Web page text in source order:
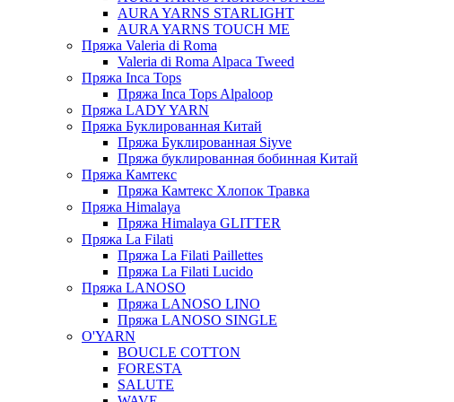
AURA YARNS STARLIGHT
AURA YARNS TOUCH ME
Пряжа Valeria di Roma
Valeria di Roma Alpaca Tweed
Пряжа Inca Tops
Пряжа Inca Tops Alpaloop
Пряжа LADY YARN
Пряжа Буклированная Китай
Пряжа Буклированная Siyve
Пряжа буклированная бобинная Китай
Пряжа Камтекс
Пряжа Камтекс Хлопок Травка
Пряжа Himalaya
Пряжа Himalaya GLITTER
Пряжа La Filati
Пряжа La Filati Paillettes
Пряжа La Filati Lucido
Пряжа LANOSO
Пряжа LANOSO LINO
Пряжа LANOSO SINGLE
O'YARN
BOUCLE COTTON
FORESTA
SALUTE